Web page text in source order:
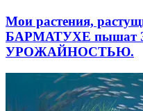
Мои растения,
БАРМАТУХЕ пышат
УРОЖАЙНОСТЬЮ.